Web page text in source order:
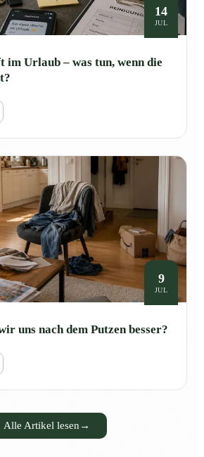
14
JUL
im Urlaub – was tun, wenn die
9
JUL
uns nach dem Putzen besser?
Alle Artikel lesen →